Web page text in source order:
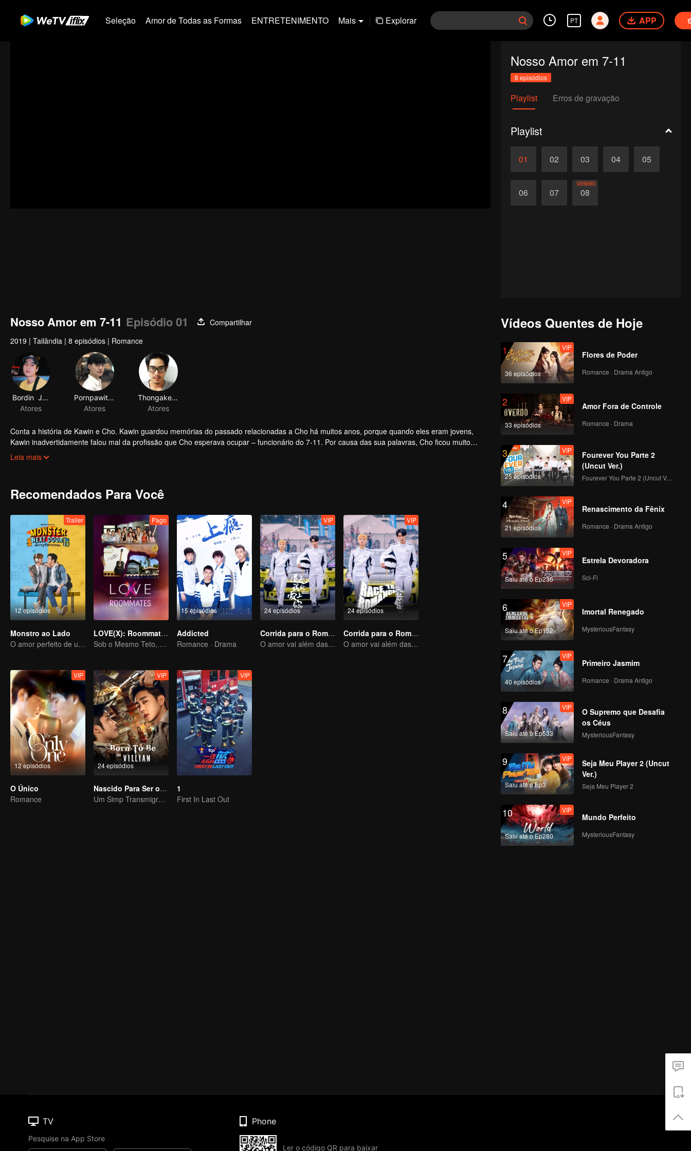
Seleção Amor de Todas as Formas ENTRETENIMENTO Mais | Explorar PT APP
Nosso Amor em 7-11
8 episódios
Playlist Erros de gravação
Playlist
01 02 03 04 05
06 07 08
Completo
Nosso Amor em 7-11 Episódio 01
Compartilhar
2019 | Tailândia | 8 episódios | Romance
Bordin Jaidee
Atores
Pornpawit Puttisettakul
Atores
Thongake Piyawat
Atores
Conta a história de Kawin e Cho. Kawin guardou memórias do passado relacionadas a Cho há muitos anos, porque quando eles eram jovens,
Kawin inadvertidamente falou mal da profissão que Cho esperava ocupar – funcionário do 7-11. Por causa das sua palavras, Cho ficou muito
zangada e nunca mais falou com ele. Por isso, Kawin decidiu se desculpar com ele, mas descobriu que Cho já mudou de casa. Onze anos depois,
Leia mais
Recomendados Para Você
12 episódios
Trailer
Monstro ao Lado
O amor perfeito de um garoto introvertido e extrovertido
Pago
LOVE(X): Roommates
Sob o Mesmo Teto, Corações Desbloqueados! O Especial LOVE(X) de Companheiros de Casa
15 episódios
Addicted
Romance · Drama
24 episódios
VIP
Corrida para o Romance
O amor vai além das fronteiras, a Glory United como parceira
24 episódios
VIP
Corrida para o Romance
O amor vai além das fronteiras, a Glory United como parceira
12 episódios
VIP
O Único
Romance
24 episódios
VIP
Nascido Para Ser o Vilão
Um Simp Transmigra: As Beldades Tomam a Iniciativa
VIP
1
First In Last Out
Vídeos Quentes de Hoje
1
36 episódios
VIP
Flores de Poder
Romance · Drama Antigo
2
33 episódios
VIP
Amor Fora de Controle
Romance · Drama
3
25 episódios
VIP
Fourever You Parte 2
(Uncut Ver.)
Fourever You Parte 2 (Uncut Ver.)
4
21 episódios
VIP
Renascimento da Fênix
Romance · Drama Antigo
5
Saiu até o Ep235
VIP
Estrela Devoradora
Sci-Fi
6
Saiu até o Ep152
VIP
Imortal Renegado
MysteriousFantasy
7
40 episódios
VIP
Primeiro Jasmim
Romance · Drama Antigo
8
Saiu até o Ep533
VIP
O Supremo que Desafia
os Céus
MysteriousFantasy
9
Saiu até o Ep3
VIP
Seja Meu Player 2 (Uncut
Ver.)
Seja Meu Player 2
10
Saiu até o Ep280
VIP
Mundo Perfeito
MysteriousFantasy
TV
Pesquise na App Store
Phone
Ler o código QR para baixar